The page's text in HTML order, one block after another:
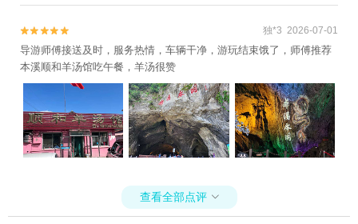

 独*3 2026-07-01
导游师傅接送及时，服务热情，车辆干净，游玩结束饿了，师傅推荐
本溪顺和羊汤馆吃午餐，羊汤很赞
查看全部点评 